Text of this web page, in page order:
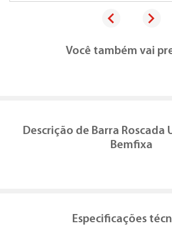
Você também vai
Descrição de Barra Roscada
Bemfixa
Especificações